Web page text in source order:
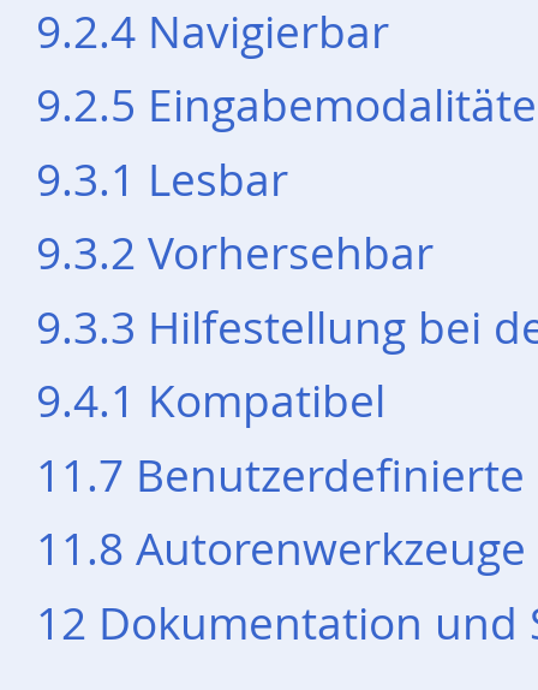
9.2.4 Navigierbar
9.2.5
9.3.1 Lesbar
9.3.2 Vorhersehbar
9.3.3 Hilfestellung bei
9.4.1 Kompatibel
11.7
11.8 Autorenwerkzeuge
12 Dokumentation und